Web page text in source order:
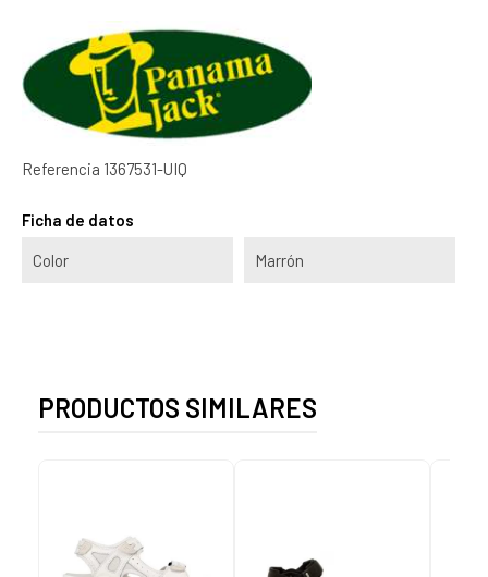
Referencia 1367531-UIQ
Ficha de datos
Color Marrón
PRODUCTOS SIMILARES